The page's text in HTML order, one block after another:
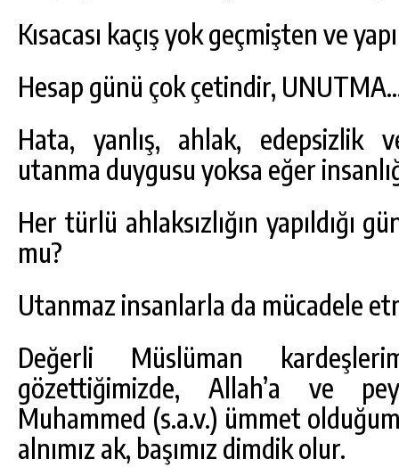
Kısacası kaçış yok geçmişten ve
Hesap günü çok çetindir,
Hata, yanlış, ahlak, edepsizlik ve
utanma duygusu yoksa eğer
Her türlü ahlaksızlığın yapıldığı
mu?
Utanmaz insanlarla da mücadele
Değerli Müslüman
gözettiğimizde, Allah’a ve
Muhammed (s.a.v.) ümmet
alnımız ak, başımız dimdik olur.